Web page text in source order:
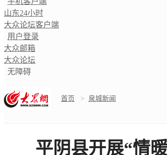
山东24小时
大众论坛客户端
用户登录
大众邮箱
大众论坛
无障碍
首页 > 泉城新闻
平阴县开展“情